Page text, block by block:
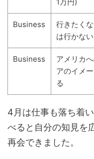
Business
行きたく
は行かない
Business
アメリカ
アのイメ
る
4月は仕事も落ち着
べると自分の知見を
再会できました。